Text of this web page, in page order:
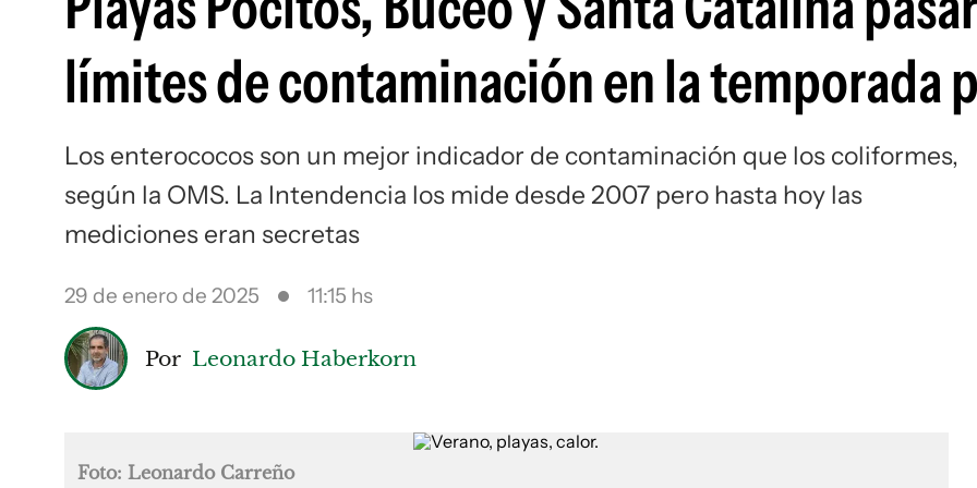
límites de contaminación en la temporada
Los enterococos son un mejor indicador de contaminación que los coliformes,
según la OMS. La Intendencia los mide desde 2007 pero hasta hoy las
mediciones eran secretas
29 de enero de 2025 11:15 hs
Por Leonardo Haberkorn
Foto: Leonardo Carreño